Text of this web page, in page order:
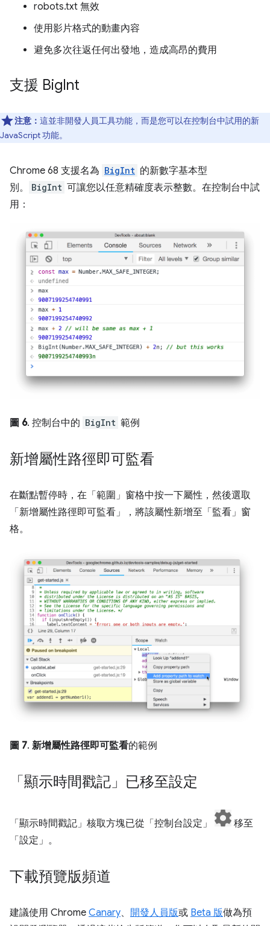
robots.txt 無效
使用影片格式的動畫內容
避免多次往返任何出發地，造成高昂的費用
支援 BigInt
注意： 這並非開發人員工具功能，而是您可以在控制台中試用的新
JavaScript 功能。
Chrome 68 支援名為 BigInt 的新數字基本型
別。
BigInt 可讓您以任意精確度表示整數。在控制台中試
用：
圖 6. 控制台中的 BigInt 範例
新增屬性路徑即可監看
在斷點暫停時，在「範圍」窗格中按一下屬性，然後選取
「新增屬性路徑即可監看」
，將該屬性新增至「監看」窗
格。
圖 7. 新增屬性路徑即可監看的範例
「顯示時間戳記」已移至設定
「顯示時間戳記」 核取方塊已從「控制台設定」
移至
「設定」 。
下載預覽版頻道
建議使用 Chrome Canary、 開發人員版或 Beta 版做為預